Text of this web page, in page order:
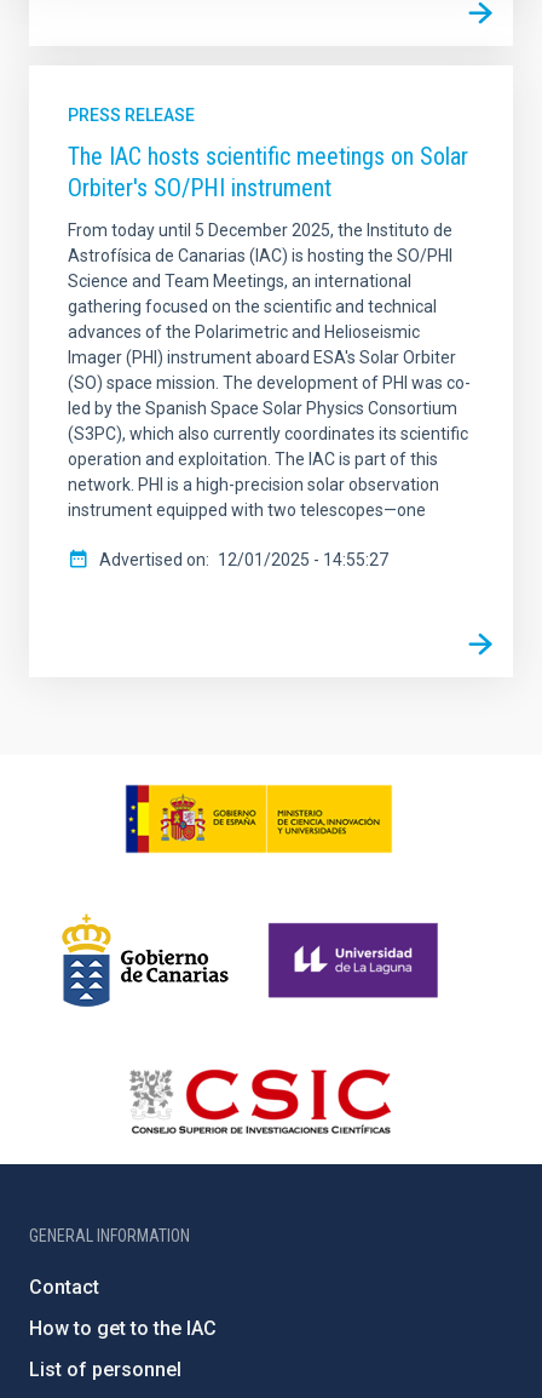
PRESS RELEASE
The IAC hosts scientific meetings on Solar
Orbiter's SO/PHI instrument
From today until 5 December 2025, the Instituto de
Astrofísica de Canarias (IAC) is hosting the SO/PHI
Science and Team Meetings, an international
gathering focused on the scientific and technical
advances of the Polarimetric and Helioseismic
Imager (PHI) instrument aboard ESA's Solar Orbiter
(SO) space mission. The development of PHI was co-
led by the Spanish Space Solar Physics Consortium
(S3PC), which also currently coordinates its scientific
operation and exploitation. The IAC is part of this
network. PHI is a high-precision solar observation
instrument equipped with two telescopes—one
Advertised on 12/01/2025 - 14:55:27
GENERAL INFORMATION
Contact
How to get to the IAC
List of personnel